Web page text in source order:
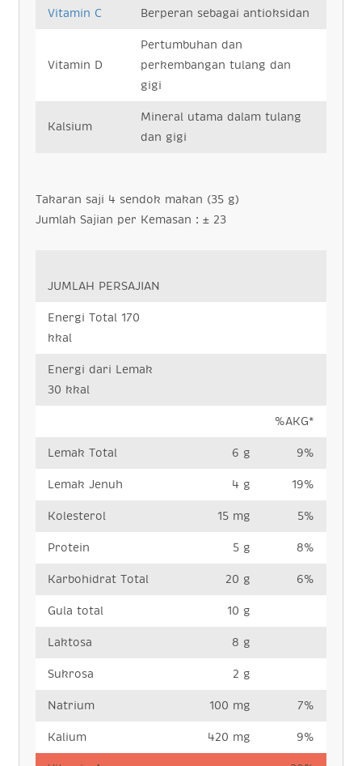
Vitamin C Berperan sebagai antioksidan
Vitamin D
Pertumbuhan dan
perkembangan tulang dan
gigi
Kalsium
Mineral utama dalam tulang
dan gigi
Takaran saji 4 sendok makan (35 g)
Jumlah Sajian per Kemasan : ± 23
JUMLAH PERSAJIAN
Energi Total 170
kkal
Energi dari Lemak
30 kkal
%AKG*
Lemak Total 6 g 9%
Lemak Jenuh 4 g 19%
Kolesterol 15 mg 5%
Protein 5 g 8%
Karbohidrat Total 20 g 6%
Gula total 10 g
Laktosa 8 g
Sukrosa 2 g
Natrium 100 mg 7%
Kalium 420 mg 9%